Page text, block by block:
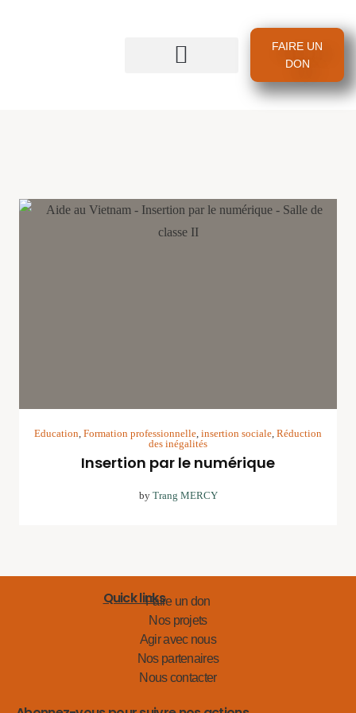
FAIRE UN
DON
Education, Formation professionnelle, insertion sociale, Réduction
des inégalités
Insertion par le numérique
by Trang MERCY
Quick linksFaire un don
Nos projets
Agir avec nous
Nos partenaires
Nous contacter